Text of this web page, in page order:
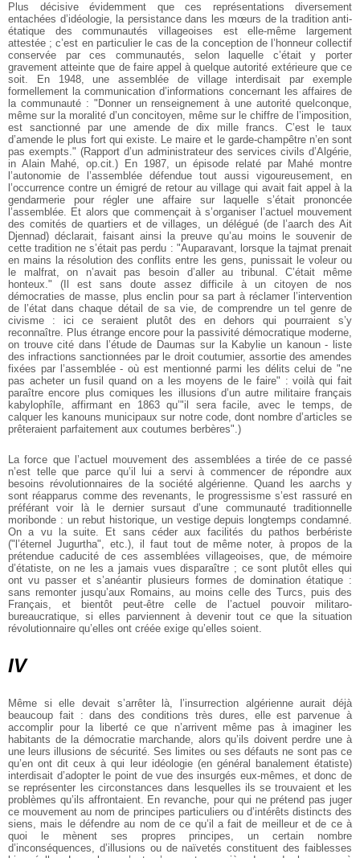
Plus décisive évidemment que ces représentations diversement
entachées d’idéologie, la persistance dans les mœurs de la tradition anti-
étatique des communautés villageoises est elle-même largement
attestée ; c’est en particulier le cas de la conception de l’honneur collectif
conservée par ces communautés, selon laquelle c’était y porter
gravement atteinte que de faire appel à quelque autorité extérieure que ce
soit. En 1948, une assemblée de village interdisait par exemple
formellement la communication d’informations concernant les affaires de
la communauté : "Donner un renseignement à une autorité quelconque,
même sur la moralité d’un concitoyen, même sur le chiffre de l’imposition,
est sanctionné par une amende de dix mille francs. C’est le taux
d’amende le plus fort qui existe. Le maire et le garde-champêtre n’en sont
pas exempts." (Rapport d’un administrateur des services civils d’Algérie,
in Alain Mahé, op.cit.) En 1987, un épisode relaté par Mahé montre
l’autonomie de l’assemblée défendue tout aussi vigoureusement, en
l’occurrence contre un émigré de retour au village qui avait fait appel à la
gendarmerie pour régler une affaire sur laquelle s’était prononcée
l’assemblée. Et alors que commençait à s’organiser l’actuel mouvement
des comités de quartiers et de villages, un délégué (de l’aarch des Ait
Djennad) déclarait, faisant ainsi la preuve qu’au moins le souvenir de
cette tradition ne s’était pas perdu : "Auparavant, lorsque la tajmat prenait
en mains la résolution des conflits entre les gens, punissait le voleur ou
le malfrat, on n’avait pas besoin d’aller au tribunal. C’était même
honteux." (Il est sans doute assez difficile à un citoyen de nos
démocraties de masse, plus enclin pour sa part à réclamer l’intervention
de l’état dans chaque détail de sa vie, de comprendre un tel genre de
civisme : ici ce seraient plutôt des en dehors qui pourraient s’y
reconnaître. Plus étrange encore pour la passivité démocratique moderne,
on trouve cité dans l’étude de Daumas sur la Kabylie un kanoun - liste
des infractions sanctionnées par le droit coutumier, assortie des amendes
fixées par l’assemblée - où est mentionné parmi les délits celui de "ne
pas acheter un fusil quand on a les moyens de le faire" : voilà qui fait
paraître encore plus comiques les illusions d’un autre militaire français
kabylophîle, affirmant en 1863 qu’"il sera facile, avec le temps, de
calquer les kanouns municipaux sur notre code, dont nombre d’articles se
prêteraient parfaitement aux coutumes berbères".)
La force que l’actuel mouvement des assemblées a tirée de ce passé
n’est telle que parce qu’il lui a servi à commencer de répondre aux
besoins révolutionnaires de la société algérienne. Quand les aarchs y
sont réapparus comme des revenants, le progressisme s’est rassuré en
préférant voir là le dernier sursaut d’une communauté traditionnelle
moribonde : un rebut historique, un vestige depuis longtemps condamné.
On a vu la suite. Et sans céder aux facilités du pathos berbériste
("l’éternel Jugurtha", etc.), il faut tout de même noter, à propos de la
prétendue caducité de ces assemblées villageoises, que, de mémoire
d’étatiste, on ne les a jamais vues disparaître ; ce sont plutôt elles qui
ont vu passer et s’anéantir plusieurs formes de domination étatique :
sans remonter jusqu’aux Romains, au moins celle des Turcs, puis des
Français, et bientôt peut-être celle de l’actuel pouvoir militaro-
bureaucratique, si elles parviennent à devenir tout ce que la situation
révolutionnaire qu’elles ont créée exige qu’elles soient.
IV
Même si elle devait s’arrêter là, l’insurrection algérienne aurait déjà
beaucoup fait : dans des conditions très dures, elle est parvenue à
accomplir pour la liberté ce que n’arrivent même pas à imaginer les
habitants de la démocratie marchande, alors qu’ils doivent perdre une à
une leurs illusions de sécurité. Ses limites ou ses défauts ne sont pas ce
qu’en ont dit ceux à qui leur idéologie (en général banalement étatiste)
interdisait d’adopter le point de vue des insurgés eux-mêmes, et donc de
se représenter les circonstances dans lesquelles ils se trouvaient et les
problèmes qu’ils affrontaient. En revanche, pour qui ne prétend pas juger
ce mouvement au nom de principes particuliers ou d’intérêts distincts des
siens, mais le défendre au nom de ce qu’il a fait de meilleur et de ce à
quoi le mènent ses propres principes, un certain nombre
d’inconséquences, d’illusions ou de naïvetés constituent des faiblesses